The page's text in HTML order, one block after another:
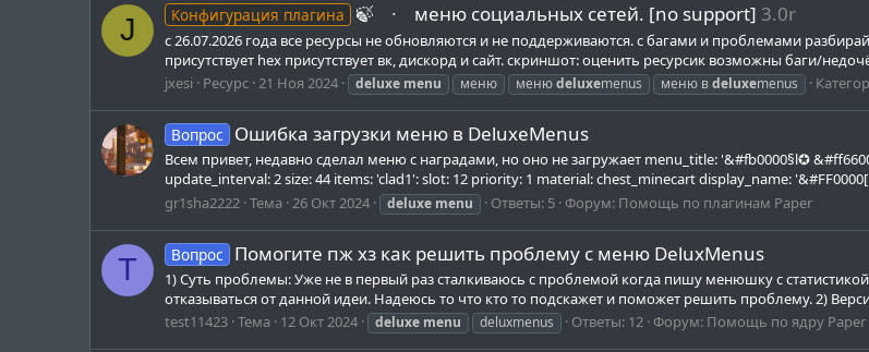
J Конфигурация плагина 🍃⠀ ∙⠀ меню социальных сетей. [no support] 3.0r
с 26.07.2026 года все ресурсы не обновляются и не поддерживаются. с багами и проблемами
присутствует hex присутствует вк, дискорд и сайт. скриншот: оценить ресурсик возможны баги/
jxesi
Ресурс 21 Ноя 2024 deluxe menu меню менюdeluxemenus меню вdeluxemenus
Вопрос Ошибка загрузки меню в DeluxeMenus
Всем привет, недавно сделал меню с наградами, но оно не загружает menu_title: '&#fb0000§l✪
update_interval: 2 size: 44 items: 'clad1': slot: 12 priority: 1 material: chest_minecart display_name:
gr1sha2222 Тема 26 Окт 2024 deluxe menu Ответы: 5 Форум: Помощь по плагинам Paper
T Вопрос Помогите пж хз как решить проблему с меню DeluxMenus
1) Суть проблемы: Уже не в первый раз сталкиваюсь с проблемой когда пишу менюшку с
отказываться от данной идеи. Надеюсь то что кто то подскажет и поможет решить проблему. 2)
test11423 Тема 12 Окт 2024 deluxe menu deluxmenus Ответы: 12 Форум: Помощь по ядру Paper